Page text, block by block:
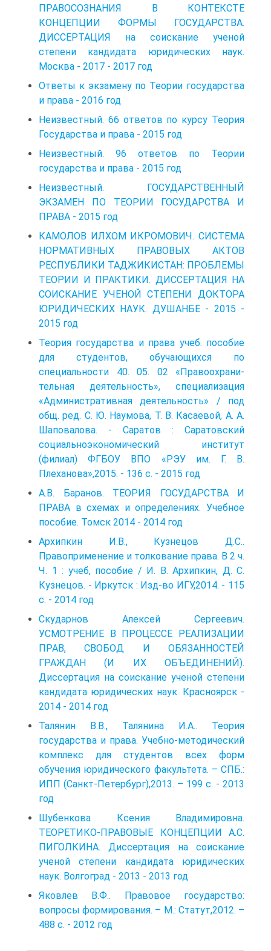
ПРАВОСОЗНАНИЯ В КОНТЕКСТЕ
КОНЦЕПЦИИ ФОРМЫ ГОСУДАРСТВА.
ДИССЕРТАЦИЯ на соискание ученой
степени кандидата юридических наук.
Москва - 2017 - 2017 год
Ответы к экзамену по Теории государства
и права - 2016 год
Неизвестный. 66 ответов по курсу Теория
Государства и права - 2015 год
Неизвестный. 96 ответов по Теории
государства и права - 2015 год
Неизвестный. ГОСУДАРСТВЕННЫЙ
ЭКЗАМЕН ПО ТЕОРИИ ГОСУДАРСТВА И
ПРАВА - 2015 год
КАМОЛОВ ИЛХОМ ИКРОМОВИЧ. СИСТЕМА
НОРМАТИВНЫХ ПРАВОВЫХ АКТОВ
РЕСПУБЛИКИ ТАДЖИКИСТАН: ПРОБЛЕМЫ
ТЕОРИИ И ПРАКТИКИ. ДИССЕРТАЦИЯ НА
СОИСКАНИЕ УЧЕНОЙ СТЕПЕНИ ДОКТОРА
ЮРИДИЧЕСКИХ НАУК. ДУШАНБЕ - 2015 -
2015 год
Теория государства и права учеб. пособие
для студентов, обучающихся по
специальности 40. 05. 02 «Правоохрани­
тельная деятельность», специализация
«Административная деятельность» / под
общ. ред. С. Ю. Наумова, Т. В. Касаевой, А. А.
Шаповалова. - Саратов : Саратовский
социально­экономический институт
(филиал) ФГБОУ ВПО «РЭУ им. Г. В.
Плеханова»,2015. - 136 с. - 2015 год
А.В. Баранов. ТЕОРИЯ ГОСУДАРСТВА И
ПРАВА в схемах и определениях. Учебное
пособие. Томск 2014 - 2014 год
Архипкин И.В., Кузнецов Д.С..
Правоприменение и толкование права. В 2 ч.
Ч. 1 : учеб, пособие / И. В. Архипкин, Д. С.
Кузнецов. - Ир­кутск : Изд-во ИГУ,2014. - 115
с. - 2014 год
Скударнов Алексей Сергеевич.
УСМОТРЕНИЕ В ПРОЦЕССЕ РЕАЛИЗАЦИИ
ПРАВ, СВОБОД И ОБЯЗАННОСТЕЙ
ГРАЖДАН (И ИХ ОБЪЕДИНЕНИЙ).
Диссертация на соискание ученой степени
кандидата юридических наук. Красноярск -
2014 - 2014 год
Талянин В.В., Талянина И.А.. Теория
государства и права. Учебно-методический
комплекс для студентов всех форм
обучения юридического факультета. – СПБ.:
ИПП (Санкт-Петербург),2013. – 199 с. - 2013
год
Шубенкова Ксения Владимировна.
ТЕОРЕТИКО-ПРАВОВЫЕ КОНЦЕПЦИИ А.С.
ПИГОЛКИНА. Диссертация на соискание
ученой степени кандидата юридических
наук. Волгоград - 2013 - 2013 год
Яковлев В.Ф.. Правовое государство:
вопросы формирования. – М.: Статут,2012. –
488 с. - 2012 год